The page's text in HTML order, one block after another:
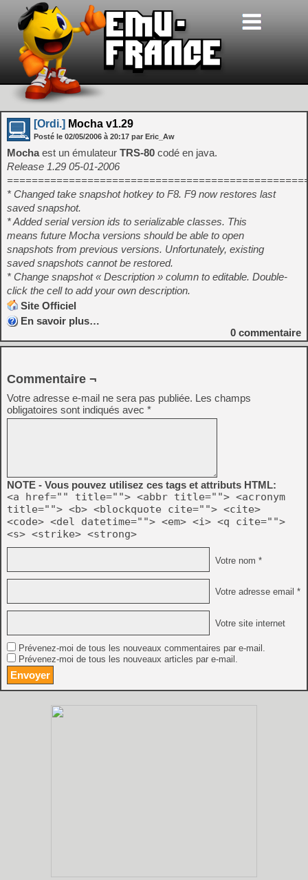
[Ordi.] Mocha v1.29
Posté le 02/05/2006 à 20:17 par Eric_Aw
Mochaest un émulateur TRS-80 codé en java.
Release 1.29 05-01-2006
* Changed take snapshot hotkey to F8. F9 now restores last
saved snapshot.
* Added serial version ids to serializable classes. This
means future Mocha versions should be able to open
snapshots from previous versions. Unfortunately, existing
saved snapshots cannot be restored.
* Change snapshot « Description » column to editable. Double-
click the cell to add your own description.
Site Officiel
En savoir plus…
0 commentaire
Commentaire ¬
Votre adresse e-mail ne sera pas publiée. Les champs
obligatoires sont indiqués avec *
NOTE - Vous pouvez utilisez ces tags et attributs HTML:
<a href="" title=""> <abbr title=""> <acronym
title=""> <b> <blockquote cite=""> <cite>
<code> <del datetime=""> <em> <i> <q cite="">
<s> <strike> <strong>
Votre nom *
Votre adresse email *
Votre site internet
Prévenez-moi de tous les nouveaux commentaires par e-mail.
Prévenez-moi de tous les nouveaux articles par e-mail.